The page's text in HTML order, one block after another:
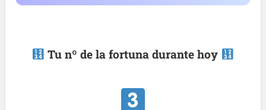
Tu nº de la fortuna durante hoy